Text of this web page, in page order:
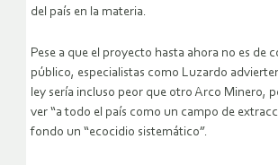
del país en la materia.
Pese a que el proyecto hasta ahora no es de
público, especialistas como Luzardo
ley sería incluso peor que otro Arco Minero,
ver “a todo el país como un campo de
fondo un “ecocidio sistemático”.